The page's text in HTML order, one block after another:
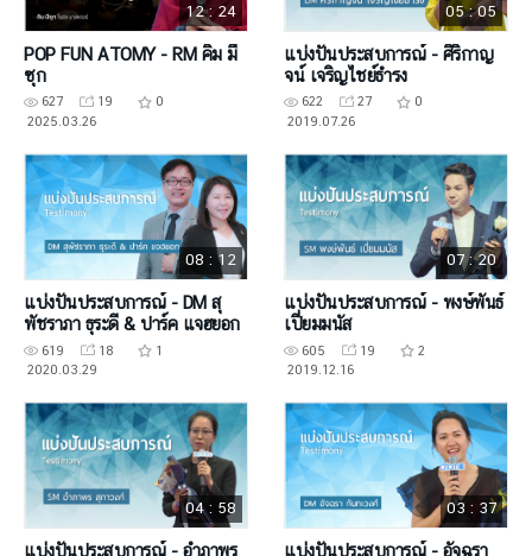
12 : 24
POP FUN ATOMY - RM คิม มี
ซุก
627 19
0
2025.03.26
05 : 05
แบ่งปันประสบการณ์ - ศิริกาญ
จน์ เจริญไชย์ธำรง
622 27
0
2019.07.26
08 : 12
แบ่งปันประสบการณ์ - DM สุ
พัชราภา ธุระดี & ปาร์ค แจฮยอก
619 18
1
2020.03.29
07 : 20
แบ่งปันประสบการณ์ - พงษ์พันธ์
เปี่ยมมนัส
605 19
2
2019.12.16
04 : 58
แบ่งปันประสบการณ์ - อำภาพร
03 : 37
แบ่งปันประสบการณ์ - อัจฉรา